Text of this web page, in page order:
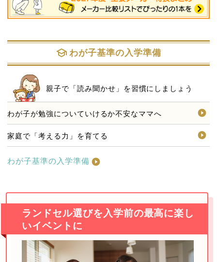
school わが子基準の入学準備
親子で「読み聞かせ」を習慣にしましょう
わが子が勉強についていけるか不安なママへ
家庭で「考える力」を育てる
わが子基準の入学準備
ランドセル選びを入学前の最高に楽し
いイベントに